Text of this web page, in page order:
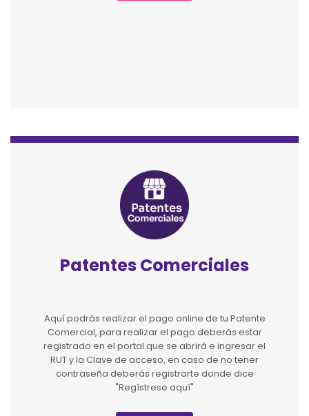
Patentes Comerciales
Aquí podrás realizar el pago online de tu Patente
Comercial, para realizar el pago deberás estar
registrado en el portal que se abrirá e ingresar el
RUT y la Clave de acceso, en caso de no tener
contraseña deberás registrarte donde dice
"Regístrese aquí"